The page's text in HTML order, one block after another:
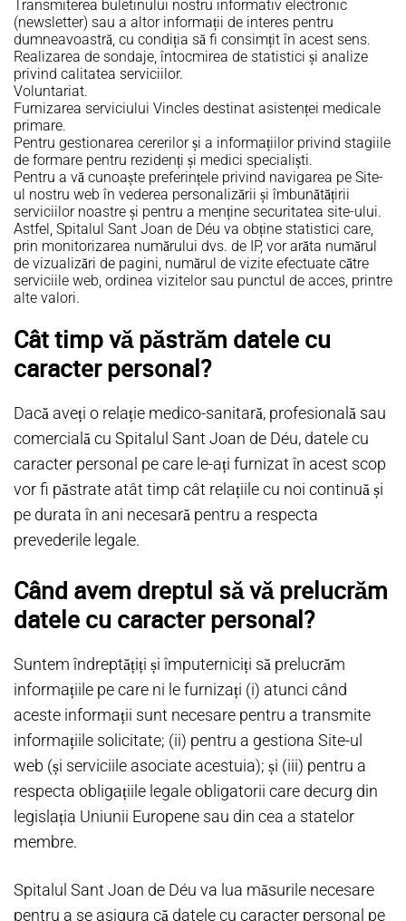
Transmiterea buletinului nostru informativ electronic
(newsletter) sau a altor informații de interes pentru
dumneavoastră, cu condiția să fi consimțit în acest sens.
Realizarea de sondaje, întocmirea de statistici și analize
privind calitatea serviciilor.
Voluntariat.
Furnizarea serviciului Vincles destinat asistenței medicale
primare.
Pentru gestionarea cererilor și a informațiilor privind stagiile
de formare pentru rezidenți și medici specialiști.
Pentru a vă cunoaște preferințele privind navigarea pe Site-
ul nostru web în vederea personalizării și îmbunătățirii
serviciilor noastre și pentru a menține securitatea site-ului.
Astfel, Spitalul Sant Joan de Déu va obține statistici care,
prin monitorizarea numărului dvs. de IP, vor arăta numărul
de vizualizări de pagini, numărul de vizite efectuate către
serviciile web, ordinea vizitelor sau punctul de acces, printre
alte valori.
Cât timp vă păstrăm datele cu
caracter personal?
Dacă aveți o relație medico-sanitară, profesională sau
comercială cu Spitalul Sant Joan de Déu, datele cu
caracter personal pe care le-ați furnizat în acest scop
vor fi păstrate atât timp cât relațiile cu noi continuă și
pe durata în ani necesară pentru a respecta
prevederile legale.
Când avem dreptul să vă prelucrăm
datele cu caracter personal?
Suntem îndreptățiți și împuterniciți să prelucrăm
informațiile pe care ni le furnizați (i) atunci când
aceste informații sunt necesare pentru a transmite
informațiile solicitate; (ii) pentru a gestiona Site-ul
web (și serviciile asociate acestuia); și (iii) pentru a
respecta obligațiile legale obligatorii care decurg din
legislația Uniunii Europene sau din cea a statelor
membre.
Spitalul Sant Joan de Déu va lua măsurile necesare
pentru a se asigura că datele cu caracter personal pe